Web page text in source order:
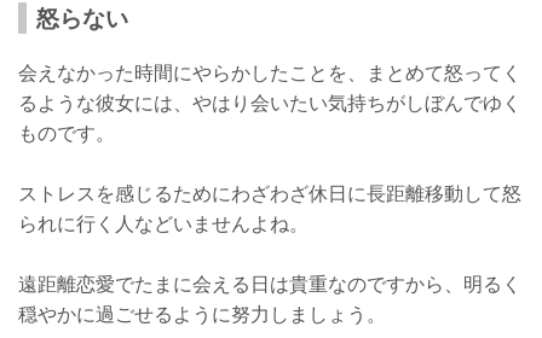
怒らない
会えなかった時間にやらかしたことを、まとめて怒ってく
るような彼女には、やはり会いたい気持ちがしぼんでゆく
ものです。
ストレスを感じるためにわざわざ休日に長距離移動して怒
られに行く人などいませんよね。
遠距離恋愛でたまに会える日は貴重なのですから、明るく
穏やかに過ごせるように努力しましょう。